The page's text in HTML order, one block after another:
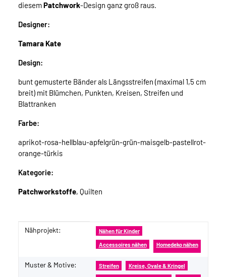
diesemPatchwork-Design ganz groß raus.
Designer:
Tamara Kate
Design:
bunt gemusterte Bänder als Längsstreifen (maximal 1,5 cm
breit) mit Blümchen, Punkten, Kreisen, Streifen und
Blattranken
Farbe:
aprikot-rosa-hellblau-apfelgrün-grün-maisgelb-pastellrot-
orange-türkis
Kategorie:
Patchworkstoffe, Quilten
Produkteigenschaft
Wert
Nähprojekt: Nähen für Kinder
Accessoires nähen Homedeko nähen
Muster & Motive: Streifen Kreise, Ovale & Kringel